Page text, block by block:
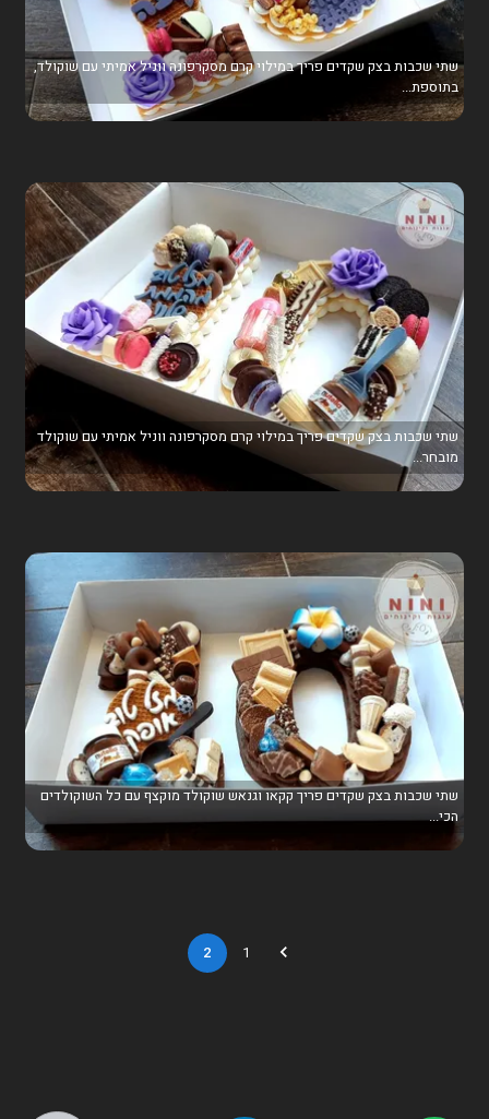
שתי שכבות בצק שקדים פריך במילוי קרם מסקרפונה ווניל אמיתי עם שוקולד,
בתוספת...
שתי שכבות בצק שקדים פריך במילוי קרם מסקרפונה ווניל אמיתי עם שוקולד
מובחר...
שתי שכבות בצק שקדים פריך קקאו וגנאש שוקולד מוקצף עם כל השוקולדים
הכי...
1
2